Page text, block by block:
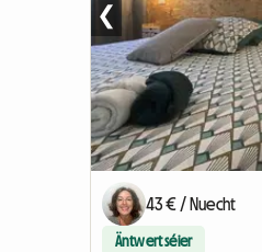
❮
43 € / Nuecht
Äntwert séier